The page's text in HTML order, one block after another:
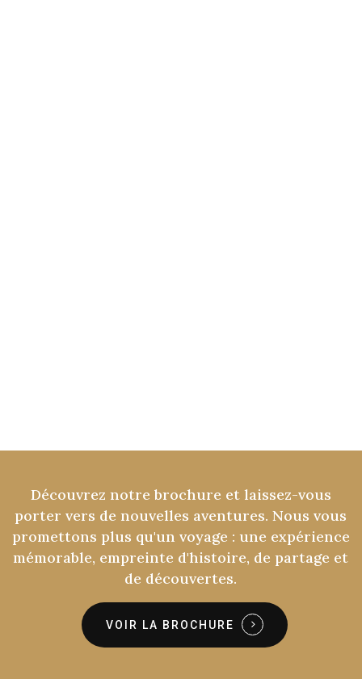
Découvrez notre brochure et laissez-vous
porter vers de nouvelles aventures. Nous vous
promettons plus qu'un voyage : une expérience
mémorable, empreinte d'histoire, de partage et
de découvertes.
VOIR LA BROCHURE